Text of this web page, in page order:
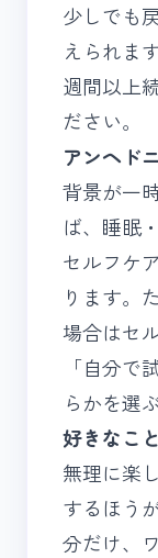
少しでも
えられま
週間以上
ださい。
アンヘド
背景が一
ば、睡眠
セルフケ
ります。
場合はセ
「自分で
らかを選
好きなこ
無理に楽
するほう
分だけ、